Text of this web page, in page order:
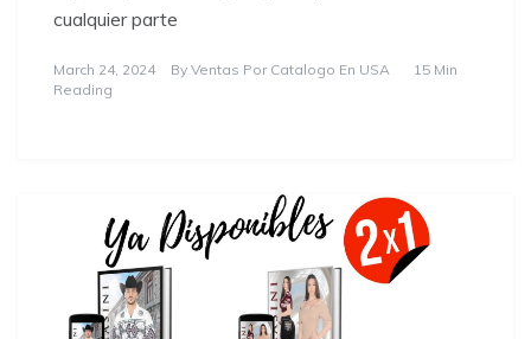
cualquier parte
March 24, 2024 By Ventas Por Catalogo En USA
15 Min
Reading